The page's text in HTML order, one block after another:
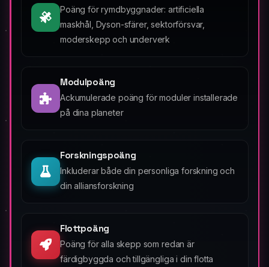
Poäng för rymdbyggnader: artificiella
maskhål, Dyson-sfärer, sektorförsvar,
moderskepp och underverk
Modulpoäng
Ackumulerade poäng för moduler installerade
på dina planeter
Forskningspoäng
Inkluderar både din personliga forskning och
din alliansforskning
Flottpoäng
Poäng för alla skepp som redan är
färdigbyggda och tillgängliga i din flotta